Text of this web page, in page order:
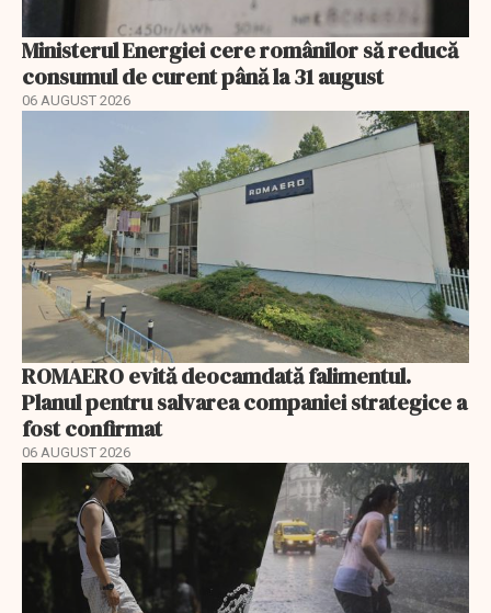
Ministerul Energiei cere românilor să reducă
consumul de curent până la 31 august
06 AUGUST 2026
ROMAERO evită deocamdată falimentul.
Planul pentru salvarea companiei strategice a
fost confirmat
06 AUGUST 2026